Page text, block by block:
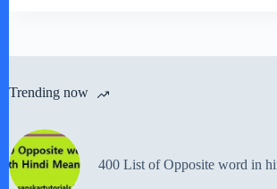
Trending now
400 List of Opposite word in